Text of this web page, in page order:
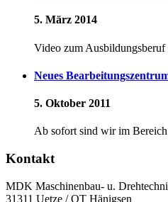
5. März 2014
Video zum
Neues
5. Oktober 2011
Ab sofort sind wir im
Kontakt
MDK Maschinenbau- u.
31311 Uetze / OT Hänigsen